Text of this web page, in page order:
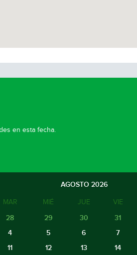
en esta fecha.
AGOSTO 2026
MAR MIÉ JUE VIE
28 29 30 31
4 5 6 7
11 12 13 14